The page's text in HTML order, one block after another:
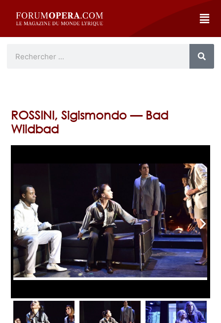
ROSSINI, Sigismondo — Bad
Wildbad
arrow_back_ios arrow_forward_ios